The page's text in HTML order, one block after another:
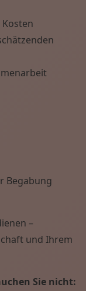
Begabung
–
und Ihrem
Sie nicht: